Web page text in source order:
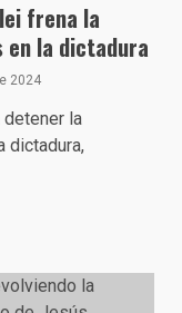
frena la
en la dictadura
2024
la
dictadura,